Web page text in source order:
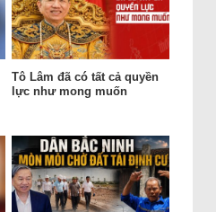
Tô Lâm đã có tất cả quyền
lực như mong muốn